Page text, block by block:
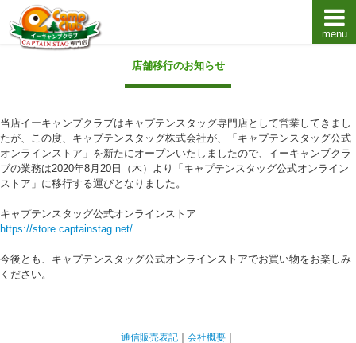
キャプテンスタッグキャンプ用品通販店【eキャンプ
menu
店舗移行のお知らせ
当店イーキャンプクラブはキャプテンスタッグ専門店として営業してきまし
たが、この度、キャプテンスタッグ株式会社が、「キャプテンスタッグ公式
オンラインストア」を新たにオープンいたしましたので、イーキャンプクラ
ブの業務は2020年8月20日（木）より「キャプテンスタッグ公式オンライン
ストア」に移行する運びとなりました。
キャプテンスタッグ公式オンラインストア
https://store.captainstag.net/
今後とも、キャプテンスタッグ公式オンラインストアでお買い物をお楽しみ
ください。
通信販売表記 ｜ 会社概要 ｜